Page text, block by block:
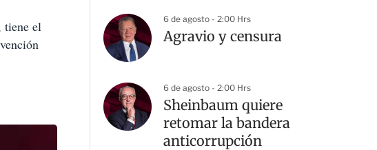
tiene el
6 de agosto - 2:00 Hrs
Agravio y censura
6 de agosto - 2:00 Hrs
Sheinbaum quiere
retomar la bandera
anticorrupción